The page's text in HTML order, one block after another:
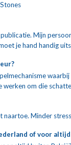
Mijn
je hand handig
werken om die
naartoe. Minder
of voor